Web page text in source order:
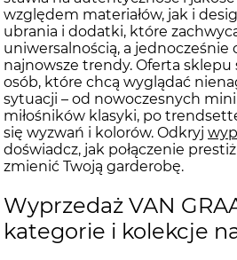
względem materiałów, jak i
ubrania i dodatki, które
uniwersalnością, a jednocześnie
najnowsze trendy. Oferta
osób, które chcą wyglądać
sytuacji – od nowoczesnych
miłośników klasyki, po
się wyzwań i kolorów. Odkryj
doświadcz, jak połączenie
zmienić Twoją garderobę.
Wyprzedaż VAN
kategorie i kolekcje